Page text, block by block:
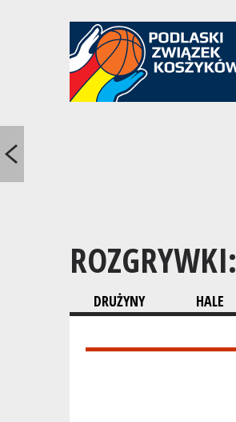
ROZGRYWKI:
DRUŻYNY HALE